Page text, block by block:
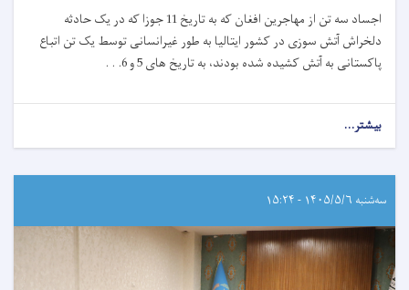
اجساد سه تن از مهاجرین افغان که به تاریخ 11 جوزا که در یک حادثه
دلخراش آتش‌ سوزی در کشور ایتالیا به طور غیرانسانی توسط یک تن اتباع
پاکستانی به آتش کشیده شده بودند، به تاریخ های 5 و 6. . .
بیشتر...
سه‌شنبه ۱۴۰۵/۵/۶ - ۱۵:۲۴